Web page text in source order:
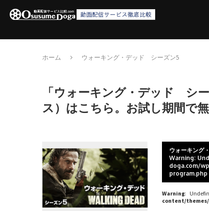
ホーム ウォーキング・デッド シーズン5
「ウォーキング・デッド シ
ス）はこちら。お試し期間で
Warning: Undefined variable $post_id in
/home/c4607168/public_html/osusume-
doga.com/wp-
content/themes/soledad-child/post-
formats/format-single-program.php
on line38
ウォーキング
Warning:
doga.com/
program.php
Warning:
content/